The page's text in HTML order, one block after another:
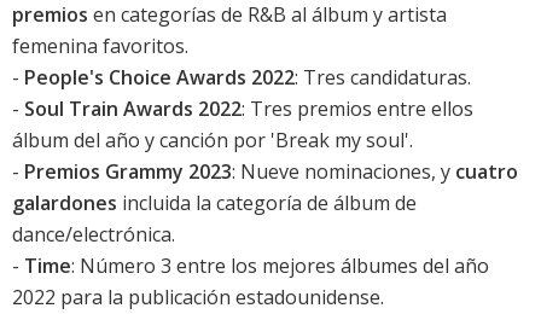
premios en categorías de R&B al álbum y artista
femenina favoritos.
- People's Choice Awards 2022: Tres candidaturas.
- Soul Train Awards 2022: Tres premios entre ellos
álbum del año y canción por 'Break my soul'.
- Premios Grammy 2023: Nueve nominaciones, y cuatro
galardones incluida la categoría de álbum de
dance/electrónica.
- Time: Número 3 entre los mejores álbumes del año
2022 para la publicación estadounidense.